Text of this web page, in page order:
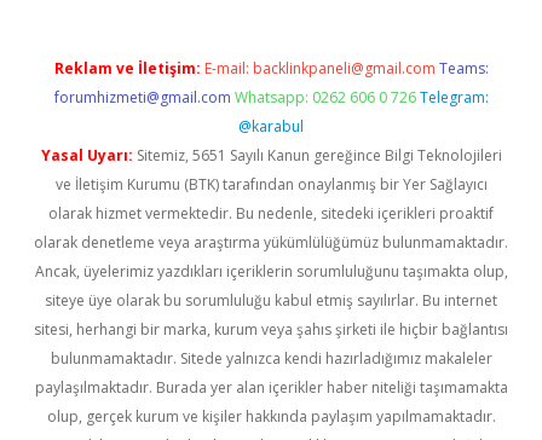
Reklam ve İletişim: E-mail: backlinkpaneli@gmail.com Teams:
forumhizmeti@gmail.com Whatsapp: 0262 606 0 726 Telegram:
@karabul
Yasal Uyarı: Sitemiz, 5651 Sayılı Kanun gereğince Bilgi Teknolojileri
ve İletişim Kurumu (BTK) tarafından onaylanmış bir Yer Sağlayıcı
olarak hizmet vermektedir. Bu nedenle, sitedeki içerikleri proaktif
olarak denetleme veya araştırma yükümlülüğümüz bulunmamaktadır.
Ancak, üyelerimiz yazdıkları içeriklerin sorumluluğunu taşımakta olup,
siteye üye olarak bu sorumluluğu kabul etmiş sayılırlar. Bu internet
sitesi, herhangi bir marka, kurum veya şahıs şirketi ile hiçbir bağlantısı
bulunmamaktadır. Sitede yalnızca kendi hazırladığımız makaleler
paylaşılmaktadır. Burada yer alan içerikler haber niteliği taşımamakta
olup, gerçek kurum ve kişiler hakkında paylaşım yapılmamaktadır.